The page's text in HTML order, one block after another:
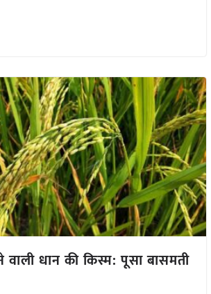
धान की किस्म: पूसा बासमती